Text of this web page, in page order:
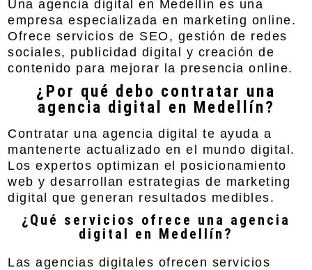
Una agencia digital en Medellín es una
empresa especializada en marketing online.
Ofrece servicios de SEO, gestión de redes
sociales, publicidad digital y creación de
contenido para mejorar la presencia online.
¿Por qué debo contratar una
agencia digital en Medellín?
Contratar una agencia digital te ayuda a
mantenerte actualizado en el mundo digital.
Los expertos optimizan el posicionamiento
web y desarrollan estrategias de marketing
digital que generan resultados medibles.
¿Qué servicios ofrece una agencia
digital en Medellín?
Las agencias digitales ofrecen servicios